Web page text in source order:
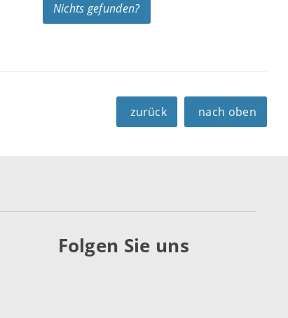
Nichts gefunden?
zurück nach oben
Folgen Sie uns